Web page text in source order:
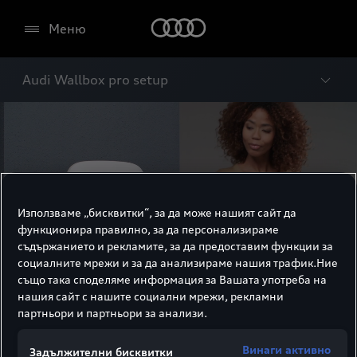
Меню
Audi Wallbox pro setup
Audi Wallbox pro
Използваме „бисквитки“, за да може нашият сайт да
функционира правилно, за да персонализираме
съдържанието и рекламите, за да предоставим функции за
социалните мрежи и за да анализираме нашия трафик.Ние
също така споделяме информация за Вашата употреба на
нашия сайт с нашите социални мрежи, рекламни
партньори и партньори за анализи.
Задължителни бисквитки Винаги активно